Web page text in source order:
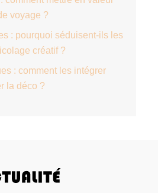
voyage ?
: pourquoi séduisent-ils les
créatif ?
: comment les intégrer
la déco ?